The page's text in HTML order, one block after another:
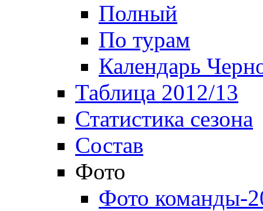
Полный
По турам
Календарь
Таблица 2012/13
Статистика сезона
Состав
Фото
Фото команды-